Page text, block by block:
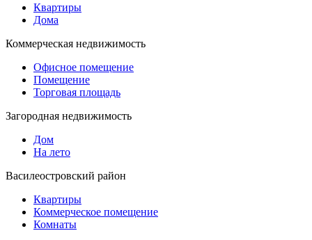
Квартиры
Дома
Коммерческая недвижимость
Офисное помещение
Помещение
Торговая площадь
Загородная недвижимость
Дом
На лето
Василеостровский район
Квартиры
Коммерческое помещение
Комнаты